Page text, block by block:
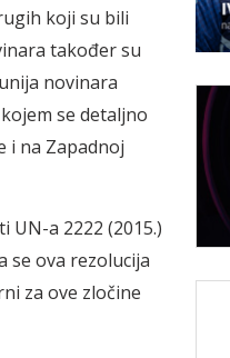
koji su bili
također su
novinara
se detaljno
i na Zapadnoj
UN-a 2222 (2015.)
se ova rezolucija
za ove zločine